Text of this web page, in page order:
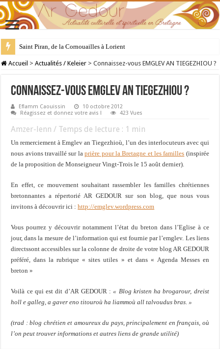
Saint Piran, de la Cornouailles à Lorient
28 juillet : Saint Samson de Dol, père de la Bretagne chrétienne
Accueil > Actualités / Keleier > Connaissez-vous EMGLEV AN TIEGEZHIOU ?
Connaissez-vous EMGLEV AN TIEGEZHIOU ?
Eflamm Caouissin
10 octobre 2012
Réagissez et donnez votre avis !
423 Vues
Amzer-lenn / Temps de lecture : 1 min
Un remerciement à Emglev an Tiegezhioù, l’un des interlocuteurs avec qui
nous avions travaillé sur laprière pour la Bretagne et les familles (inspirée
de la proposition de Monseigneur Vingt-Trois le 15 août dernier).
En effet, ce mouvement souhaitant rassembler les familles chrétiennes
bretonnantes a répertorié AR GEDOUR sur son blog, que nous vous
invitons à découvrir ici :http://emglev.wordpress.com
Vous pourrez y découvrir notamment l’état du breton dans l’Eglise à ce
jour, dans la mesure de l’information qui est fournie par l’emglev. Les liens
directssont accessibles sur la colonne de droite de votre blog AR GEDOUR
préféré, dans la rubrique « sites utiles » et dans « Agenda Messes en
breton »
Voilà ce qui est dit d’AR GEDOUR :« Blog kristen ha brogarour, dreist
holl e galleg, a gaver eno titouroù ha liammoù all talvoudus bras. »
(trad : blog chrétien et amoureux du pays, principalement en français, où
l’on peut trouver informations et autres liens de grande utilité)